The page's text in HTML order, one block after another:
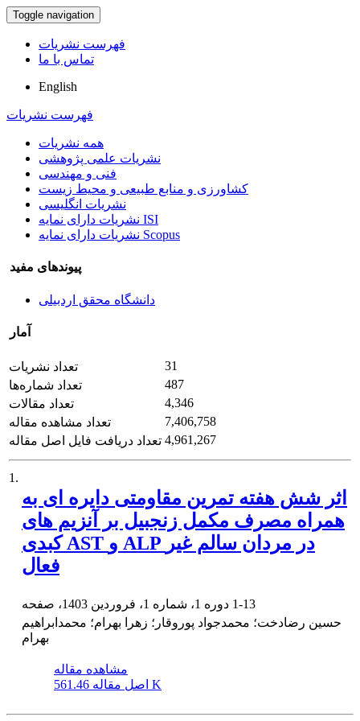
Toggle navigation
فهرست نشریات
تماس با ما
English
فهرست نشریات
همه نشریات
نشریات علمی پژوهشی
فنی و مهندسی
کشاورزی و منابع طبیعی و محیط زیست
نشریات انگلیسی
نشریات دارای نمایه ISI
نشریات دارای نمایه Scopus
پیوندهای مفید
دانشگاه محقق اردبیلی
آمار
تعداد نشریات
31
تعداد شماره‌ها
487
تعداد مقالات
4,346
تعداد مشاهده مقاله
7,406,758
تعداد دریافت فایل اصل مقاله 4,961,267
1.
اثر شش هفته تمرین مقاومتی دایره ای به
همراه مصرف مکمل زنجبیل بر آنزیم های
کبدی AST و ALP در مردان سالم غیر
فعال
1-13
حسین رضادخت؛ محمدجواد پوروقار؛ زهرا بهرام؛ محمدابراهیم
بهرام
مشاهده مقاله
اصل مقاله 561.46 K